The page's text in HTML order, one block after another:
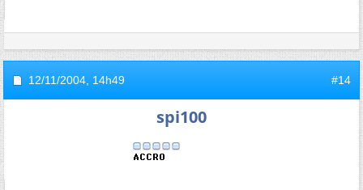
12/11/2004, 14h49 #14
spi100